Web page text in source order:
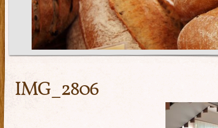
IMG_2806